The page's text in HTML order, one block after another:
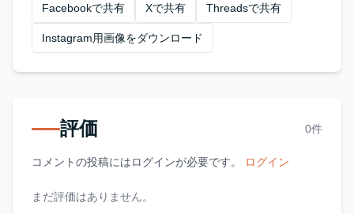
Facebookで共有 Xで共有 Threadsで共有
Instagram用画像をダウンロード
評価 0件
コメントの投稿にはログインが必要です。 ログイン
まだ評価はありません。